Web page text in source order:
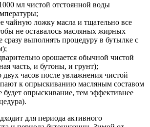
мл чистой отстоянной воды
чайную ложку масла и тщательно все
не оставалось масляных жирных
сразу выполнять процедуру в бутылке с
орошается обычной чистой
часть, и бутоны, и грунт);
часов после увлажнения чистой
к опрыскиванию масляным составом
будет опрыскивание, тем эффективнее
для периода активного